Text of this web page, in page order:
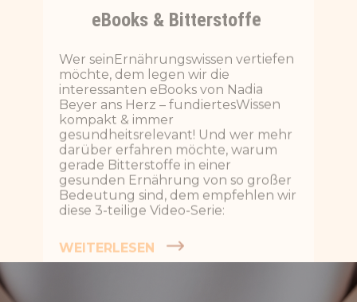
kompakt & immer
gesundheitsrelevant! Und wer mehr
gerade Bitterstoffe in einer
gesunden Ernährung von so großer
Bedeutung sind, dem empfehlen wir
diese 3-teiligeVideo-Serie:
WEITERLESEN
VIDEO-SERIE ÜBER BITTERSTOFFE